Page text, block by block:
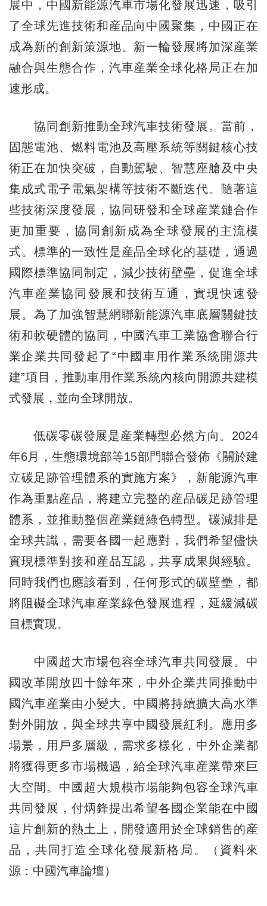
展中，中國新能源汽車市場化發展迅速，吸引
了全球先進技術和産品向中國聚集，中國正在
成為新的創新策源地。新一輪發展將加深産業
融合與生態合作，汽車産業全球化格局正在加
速形成。
協同創新推動全球汽車技術發展。當前，
固態電池、燃料電池及高壓系統等關鍵核心技
術正在加快突破，自動駕駛、智慧座艙及中央
集成式電子電氣架構等技術不斷迭代。隨著這
些技術深度發展，協同研發和全球産業鏈合作
更加重要，協同創新成為全球發展的主流模
式。標準的一致性是産品全球化的基礎，通過
國際標準協同制定，減少技術壁壘，促進全球
汽車産業協同發展和技術互通，實現快速發
展。為了加強智慧網聯新能源汽車底層關鍵技
術和軟硬體的協同，中國汽車工業協會聯合行
業企業共同發起了“中國車用作業系統開源共
建”項目，推動車用作業系統內核向開源共建模
式發展，並向全球開放。
低碳零碳發展是産業轉型必然方向。2024
年6月，生態環境部等15部門聯合發佈《關於建
立碳足跡管理體系的實施方案》，新能源汽車
作為重點産品，將建立完整的産品碳足跡管理
體系，並推動整個産業鏈綠色轉型。碳減排是
全球共識，需要各國一起應對，我們希望儘快
實現標準對接和産品互認，共享成果與經驗。
同時我們也應該看到，任何形式的碳壁壘，都
將阻礙全球汽車産業綠色發展進程，延緩減碳
目標實現。
中國超大市場包容全球汽車共同發展。中
國改革開放四十餘年來，中外企業共同推動中
國汽車産業由小變大。中國將持續擴大高水準
對外開放，與全球共享中國發展紅利。應用多
場景，用戶多層級，需求多樣化，中外企業都
將獲得更多市場機遇，給全球汽車産業帶來巨
大空間。中國超大規模市場能夠包容全球汽車
共同發展，付炳鋒提出希望各國企業能在中國
這片創新的熱土上，開發適用於全球銷售的産
品，共同打造全球化發展新格局。（資料來
源：中國汽車論壇）